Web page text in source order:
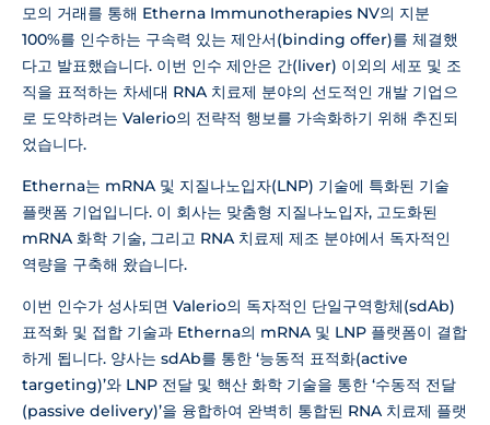
모의 거래를 통해 Etherna Immunotherapies NV의 지분
100%를 인수하는 구속력 있는 제안서(binding offer)를 체결했
다고 발표했습니다. 이번 인수 제안은 간(liver) 이외의 세포 및 조
직을 표적하는 차세대 RNA 치료제 분야의 선도적인 개발 기업으
로 도약하려는 Valerio의 전략적 행보를 가속화하기 위해 추진되
었습니다.
Etherna는 mRNA 및 지질나노입자(LNP) 기술에 특화된 기술
플랫폼 기업입니다. 이 회사는 맞춤형 지질나노입자, 고도화된
mRNA 화학 기술, 그리고 RNA 치료제 제조 분야에서 독자적인
역량을 구축해 왔습니다.
이번 인수가 성사되면 Valerio의 독자적인 단일구역항체(sdAb)
표적화 및 접합 기술과 Etherna의 mRNA 및 LNP 플랫폼이 결합
하게 됩니다. 양사는 sdAb를 통한 ‘능동적 표적화(active
targeting)’와 LNP 전달 및 핵산 화학 기술을 통한 ‘수동적 전달
(passive delivery)’을 융합하여 완벽히 통합된 RNA 치료제 플랫